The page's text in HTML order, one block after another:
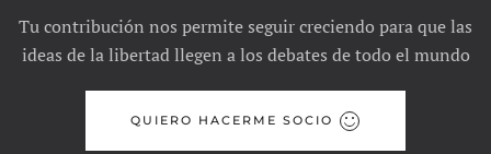
Tu contribución nos permite seguir creciendo para que las
ideas de la libertad llegen a los debates de todo el mundo
QUIERO HACERME SOCIO